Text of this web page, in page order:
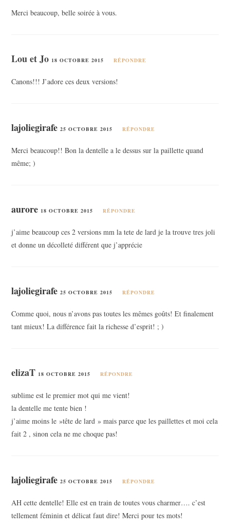
Merci beaucoup, belle soirée à vous.
Lou et Jo 18 OCTOBRE 2015 RÉPONDRE
Canons!!! J’adore ces deux versions!
lajoliegirafe 25 OCTOBRE 2015 RÉPONDRE
Merci beaucoup!! Bon la dentelle a le dessus sur la paillette quand
même; )
aurore 18 OCTOBRE 2015 RÉPONDRE
j’aime beaucoup ces 2 versions mm la tete de lard je la trouve tres joli
et donne un décolleté différent que j’apprécie
lajoliegirafe 25 OCTOBRE 2015 RÉPONDRE
Comme quoi, nous n’avons pas toutes les mêmes goûts! Et finalement
tant mieux! La différence fait la richesse d’esprit! ; )
elizaT 18 OCTOBRE 2015 RÉPONDRE
sublime est le premier mot qui me vient!
la dentelle me tente bien !
j’aime moins le »tête de lard » mais parce que les paillettes et moi cela
fait 2 , sinon cela ne me choque pas!
lajoliegirafe 25 OCTOBRE 2015 RÉPONDRE
AH cette dentelle! Elle est en train de toutes vous charmer…. c’est
tellement féminin et délicat faut dire! Merci pour tes mots!